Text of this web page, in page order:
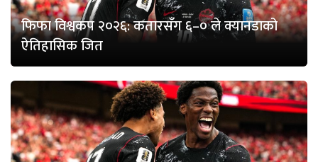
फिफा विश्वकप २०२६: कतारसँग ६–० ले क्यानडाको
ऐतिहासिक जित